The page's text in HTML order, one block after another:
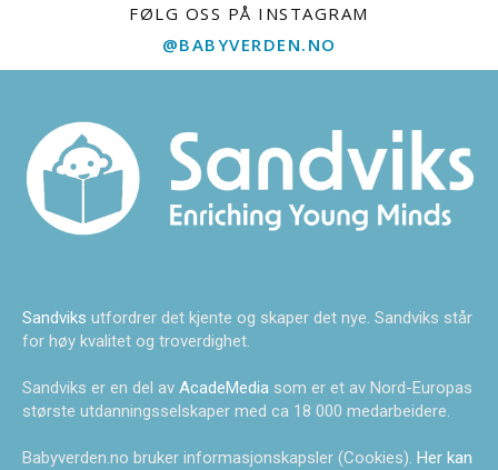
FØLG OSS PÅ INSTAGRAM
@BABYVERDEN.NO
Sandviks utfordrer det kjente og skaper det nye. Sandviks står
for høy kvalitet og troverdighet.
Sandviks er en del av AcadeMedia som er et av Nord-Europas
største utdanningsselskaper med ca 18 000 medarbeidere.
Babyverden.no bruker informasjonskapsler (Cookies). Her kan